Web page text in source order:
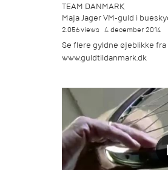
TEAM DANMARK
Maja Jager VM-guld i
2.056 views 4. december 2014
Se flere gyldne øjeblikke
www.guldtildanmark.dk